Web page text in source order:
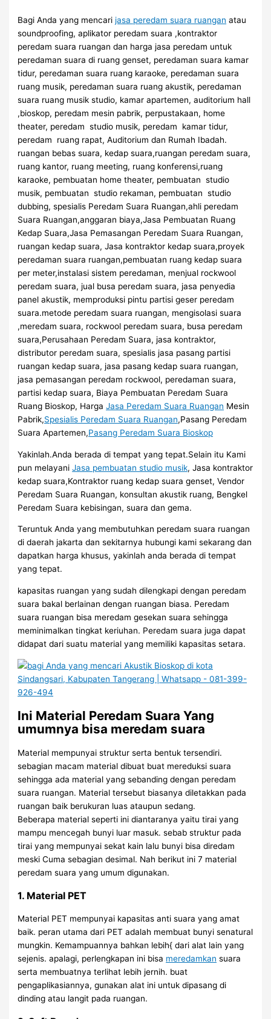
Bagi Anda yang mencarijasa peredam suara ruangan atau
soundproofing, aplikator peredam suara ,kontraktor
peredam suara ruangan dan harga jasa peredam untuk
peredaman suara di ruang genset, peredaman suara kamar
tidur, peredaman suara ruang karaoke, peredaman suara
ruang musik, peredaman suara ruang akustik, peredaman
suara ruang musik studio, kamar apartemen, auditorium hall
,bioskop, peredam mesin pabrik, perpustakaan, home
theater, peredam studio musik, peredam kamar tidur,
peredam ruang rapat, Auditorium dan Rumah Ibadah.
ruangan bebas suara, kedap suara,ruangan peredam suara,
ruang kantor, ruang meeting, ruang konferensi,ruang
karaoke, pembuatan home theater, pembuatan studio
musik, pembuatan studio rekaman, pembuatan studio
dubbing, spesialis Peredam Suara Ruangan,ahli peredam
Suara Ruangan,anggaran biaya,Jasa Pembuatan Ruang
Kedap Suara,Jasa Pemasangan Peredam Suara Ruangan,
ruangan kedap suara, Jasa kontraktor kedap suara,proyek
peredaman suara ruangan,pembuatan ruang kedap suara
per meter,instalasi sistem peredaman, menjual rockwool
peredam suara, jual busa peredam suara, jasa penyedia
panel akustik, memproduksi pintu partisi geser peredam
suara.metode peredam suara ruangan, mengisolasi suara
,meredam suara, rockwool peredam suara, busa peredam
suara,Perusahaan Peredam Suara, jasa kontraktor,
distributor peredam suara, spesialis jasa pasang partisi
ruangan kedap suara, jasa pasang kedap suara ruangan,
jasa pemasangan peredam rockwool, peredaman suara,
partisi kedap suara, Biaya Pembuatan Peredam Suara
Ruang Bioskop, HargaJasa Peredam Suara Ruangan Mesin
Pabrik,Spesialis Peredam Suara Ruangan,Pasang Peredam
Suara Apartemen,Pasang Peredam Suara Bioskop
Yakinlah.Anda berada di tempat yang tepat.Selain itu Kami
pun melayaniJasa pembuatan studio musik, Jasa kontraktor
kedap suara,Kontraktor ruang kedap suara genset, Vendor
Peredam Suara Ruangan, konsultan akustik ruang, Bengkel
Peredam Suara kebisingan, suara dan gema.
Teruntuk Anda yang membutuhkan peredam suara ruangan
di daerah jakarta dan sekitarnya hubungi kami sekarang dan
dapatkan harga khusus, yakinlah anda berada di tempat
yang tepat.
kapasitas ruangan yang sudah dilengkapi dengan peredam
suara bakal berlainan dengan ruangan biasa. Peredam
suara ruangan bisa meredam gesekan suara sehingga
meminimalkan tingkat keriuhan. Peredam suara juga dapat
didapat dari suatu material yang memiliki kapasitas setara.
Ini Material Peredam Suara Yang
umumnya bisa meredam suara
Material mempunyai struktur serta bentuk tersendiri.
sebagian macam material dibuat buat mereduksi suara
sehingga ada material yang sebanding dengan peredam
suara ruangan. Material tersebut biasanya diletakkan pada
ruangan baik berukuran luas ataupun sedang.
Beberapa material seperti ini diantaranya yaitu tirai yang
mampu mencegah bunyi luar masuk. sebab struktur pada
tirai yang mempunyai sekat kain lalu bunyi bisa diredam
meski Cuma sebagian desimal. Nah berikut ini 7 material
peredam suara yang umum digunakan.
1. Material PET
Material PET mempunyai kapasitas anti suara yang amat
baik. peran utama dari PET adalah membuat bunyi senatural
mungkin. Kemampuannya bahkan lebih{ dari alat lain yang
sejenis. apalagi, perlengkapan ini bisa meredamkan suara
serta membuatnya terlihat lebih jernih. buat
pengaplikasiannya, gunakan alat ini untuk dipasang di
dinding atau langit pada ruangan.